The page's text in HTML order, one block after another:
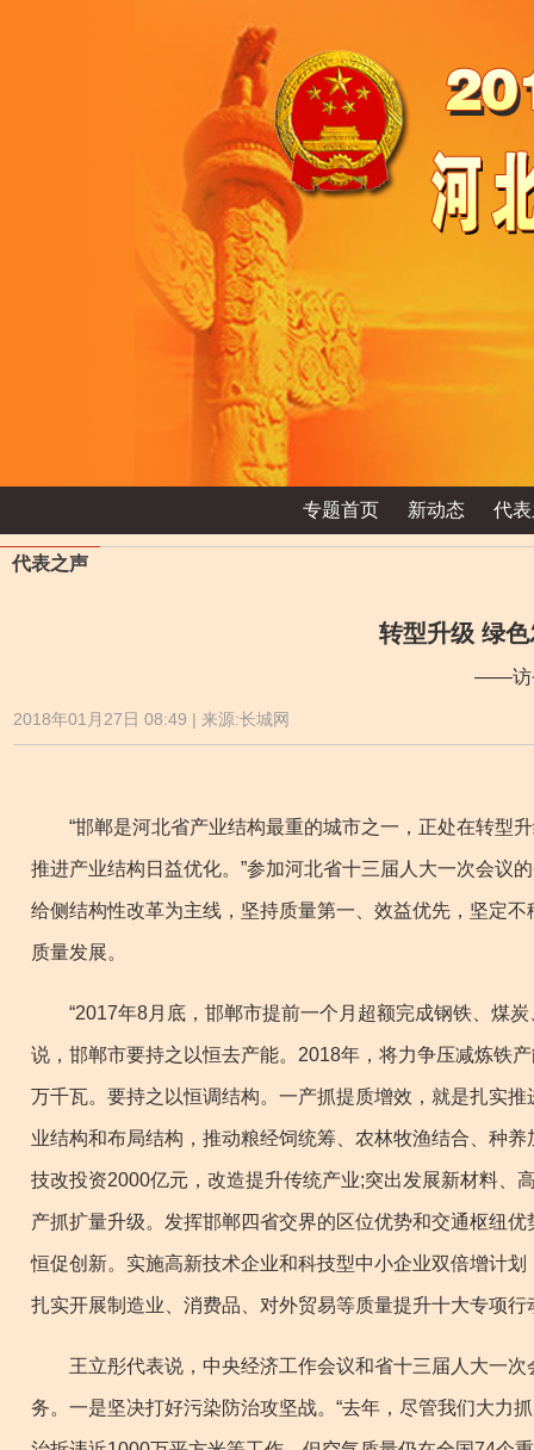
专题首页 新动态 代
代表之声
转型升级 绿
——访
2018年01月27日 08:49 | 来源:长城网
“邯郸是河北省产业结构最重的城市之一，正处在转型升
推进产业结构日益优化。”参加河北省十三届人大一次会议
给侧结构性改革为主线，坚持质量第一、效益优先，坚定
质量发展。
“2017年8月底，邯郸市提前一个月超额完成钢铁、煤炭
说，邯郸市要持之以恒去产能。2018年，将力争压减炼铁
万千瓦。要持之以恒调结构。一产抓提质增效，就是扎实
业结构和布局结构，推动粮经饲统筹、农林牧渔结合、种
技改投资2000亿元，改造提升传统产业;突出发展新材料、
产抓扩量升级。发挥邯郸四省交界的区位优势和交通枢纽
恒促创新。实施高新技术企业和科技型中小企业双倍增计
扎实开展制造业、消费品、对外贸易等质量提升十大专项
王立彤代表说，中央经济工作会议和省十三届人大一次
务。一是坚决打好污染防治攻坚战。“去年，尽管我们大力